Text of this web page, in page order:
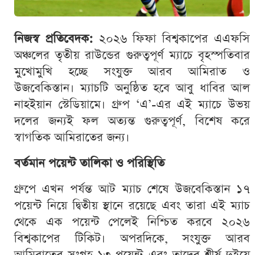
নিজস্ব প্রতিবেদক: ২০২৬ ফিফা বিশ্বকাপের এএফসি
অঞ্চলের তৃতীয় রাউন্ডের গুরুত্বপূর্ণ ম্যাচে বৃহস্পতিবার
মুখোমুখি হচ্ছে সংযুক্ত আরব আমিরাত ও
উজবেকিস্তান। ম্যাচটি অনুষ্ঠিত হবে আবু ধাবির আল
নাহইয়ান স্টেডিয়ামে। গ্রুপ ‘এ’-এর এই ম্যাচে উভয়
দলের জন্যই ফল অত্যন্ত গুরুত্বপূর্ণ, বিশেষ করে
স্বাগতিক আমিরাতের জন্য।
বর্তমান পয়েন্ট তালিকা ও পরিস্থিতি
গ্রুপে এখন পর্যন্ত আট ম্যাচ শেষে উজবেকিস্তান ১৭
পয়েন্ট নিয়ে দ্বিতীয় স্থানে রয়েছে এবং তারা এই ম্যাচ
থেকে এক পয়েন্ট পেলেই নিশ্চিত করবে ২০২৬
বিশ্বকাপের টিকিট। অপরদিকে, সংযুক্ত আরব